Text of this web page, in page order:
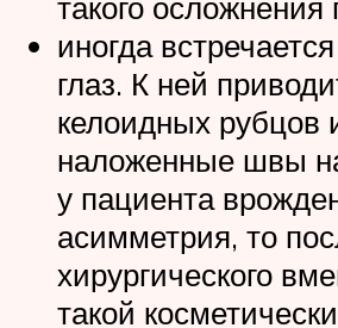
иногда
глаз. К ней
келоидных рубцов
наложенные швы
у пациента
асимметрия, то
хирургического
такой